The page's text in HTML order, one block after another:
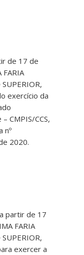
de 17 de
FARIA
SUPERIOR,
exercício da
CMPIS/CCS,
nº
2020.
partir de 17
FARIA
SUPERIOR,
exercer a